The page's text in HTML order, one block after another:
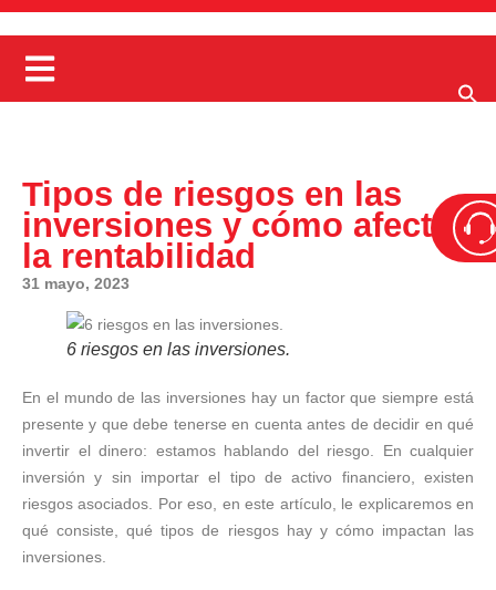
Tipos de riesgos en las
inversiones y cómo afectan
la rentabilidad
31 mayo, 2023
6 riesgos en las inversiones.
En el mundo de las inversiones hay un factor que siempre está
presente y que debe tenerse en cuenta antes de decidir en qué
invertir el dinero: estamos hablando del riesgo. En cualquier
inversión y sin importar el tipo de activo financiero, existen
riesgos asociados. Por eso, en este artículo, le explicaremos en
qué consiste, qué tipos de riesgos hay y cómo impactan las
inversiones.